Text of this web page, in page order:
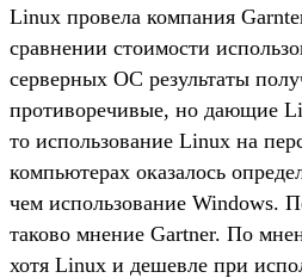
Linux провела компания
сравнении стоимости
серверных ОС результаты
противоречивые, но дающие
то использование Linux на
компьютерах оказалось
чем использование Windows.
таково мнение Gartner. По
хотя Linux и дешевле при